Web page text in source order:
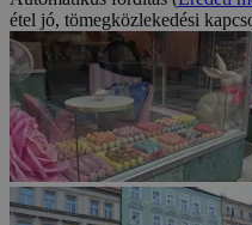
étel jó, tömegközlekedési